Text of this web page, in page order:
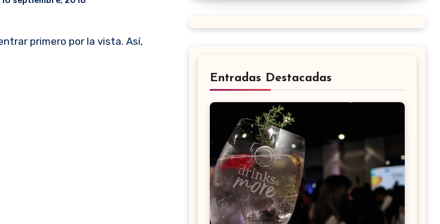
Entradas Destacadas